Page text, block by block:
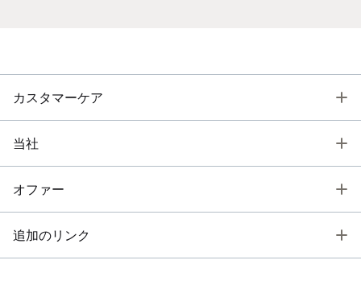
カスタマーケア
当社
オファー
追加のリンク